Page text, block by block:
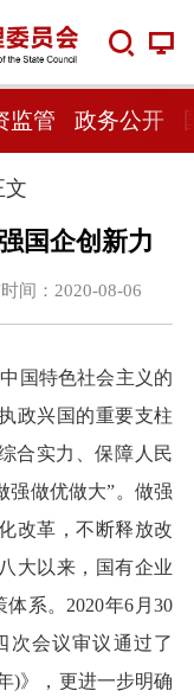
监管 政务公开
文
国企创新力
间：2020-08-06
国特色社会主义的
政兴国的重要支柱
合实力、保障人民
强做优做大”。做强
改革，不断释放改
大以来，国有企业
系。2020年6月30
次会议审议通过了
)》，更进一步明确